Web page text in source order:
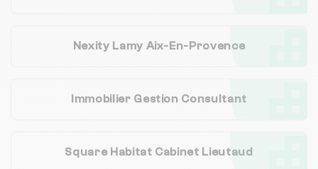
Nexity Lamy Aix-En-Provence
Immobilier Gestion Consultant
Square Habitat Cabinet Lieutaud